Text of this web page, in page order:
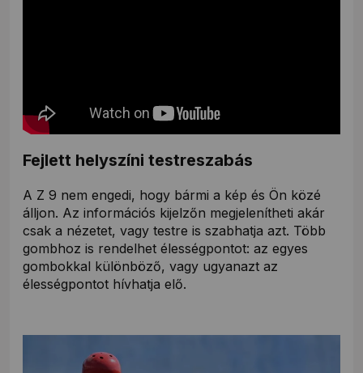
Fejlett helyszíni testreszabás
A Z 9 nem engedi, hogy bármi a kép és Ön közé
álljon. Az információs kijelzőn megjelenítheti akár
csak a nézetet, vagy testre is szabhatja azt. Több
gombhoz is rendelhet élességpontot: az egyes
gombokkal különböző, vagy ugyanazt az
élességpontot hívhatja elő.